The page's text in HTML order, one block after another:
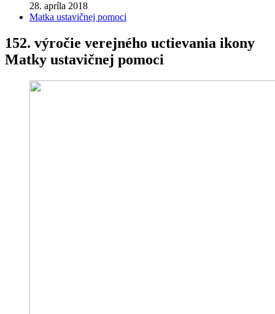
28. apríla 2018
Matka ustavičnej pomoci
152. výročie verejného uctievania ikony
Matky ustavičnej pomoci